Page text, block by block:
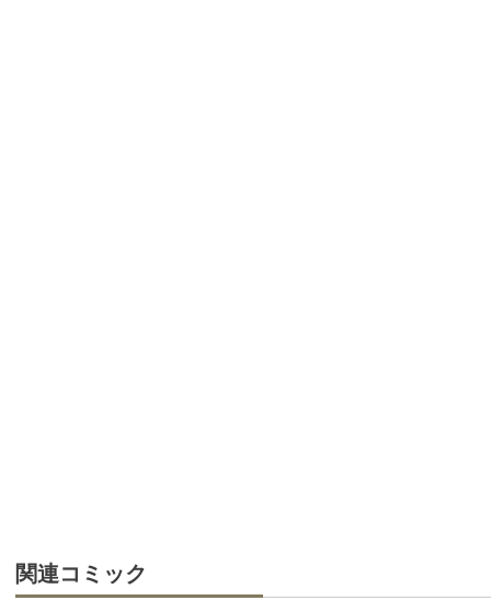
関連コミック